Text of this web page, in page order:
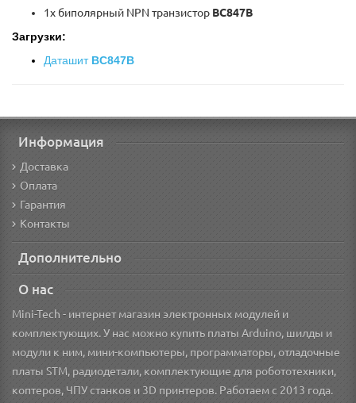
1x биполярный NPN транзистор BC847B
Загрузки:
Даташит BC847B
Информация
Доставка
Оплата
Гарантия
Контакты
Дополнительно
О нас
Mini-Tech - интернет магазин электронных модулей и
комплектующих. У нас можно купить платы Arduino, шилды и
модули к ним, мини-компьютеры, программаторы, отладочные
платы STM, радиодетали, комплектующие для робототехники,
коптеров, ЧПУ станков и 3D принтеров. Работаем с 2013 года.